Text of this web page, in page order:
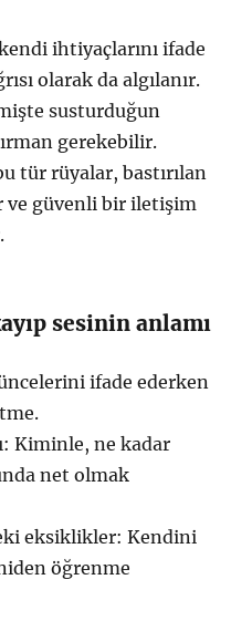
ihtiyaçlarını ifade
olarak da algılanır.
susturduğun
gerekebilir.
tür rüyalar, bastırılan
ve güvenli bir iletişim
sesinin anlamı
ifade ederken
Kiminle, ne kadar
net olmak
eksiklikler: Kendini
öğrenme